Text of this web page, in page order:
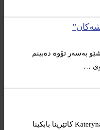
بەسەر تۆوە دەبینم
…
شیعری شاعیری ئۆکرانی Kateryna Babkina کاتێرینا بابکینا